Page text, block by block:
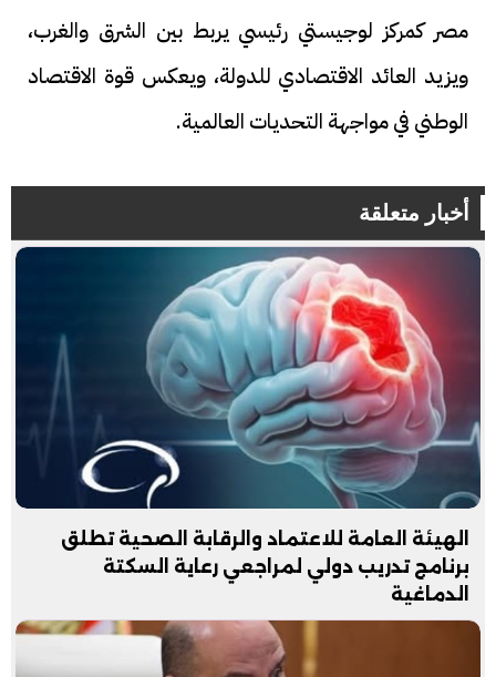
مصر كمركز لوجيستي رئيسي يربط بين الشرق والغرب،
ويزيد العائد الاقتصادي للدولة، ويعكس قوة الاقتصاد
الوطني في مواجهة التحديات العالمية.
أخبار متعلقة
الهيئة العامة للاعتماد والرقابة الصحية تطلق
برنامج تدريب دولي لمراجعي رعاية السكتة
الدماغية